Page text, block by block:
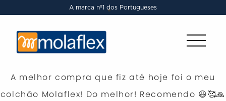
A marca nº1 dos Portugueses
A melhor compra que fiz até hoje foi o meu
colchão Molaflex! Do melhor! Recomendo 😃🥰🙏